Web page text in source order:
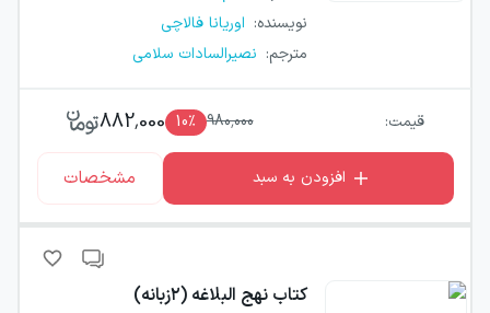
نویسنده: اوریانا فالاچی
مترجم: نصیرالسادات سلامی
قیمت: 980,000
10٪ 882,000
افزودن به سبد مشخصات
کتاب نهج البلاغه (۲زبانه)